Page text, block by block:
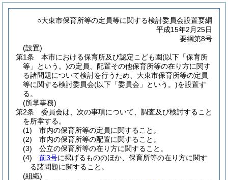
○大東市保育所等の定員等に関する検討委員会設置要綱
平成15年2月25日
要綱第8号
(設置)
第1条
本市における保育所及び認定こども園(以下「保育所
等」という。)の定員、配置その他保育所等の在り方に関す
る諸問題について検討を行うため、大東市保育所等の定員
等に関する検討委員会(以下「委員会」という。)を設置す
る。
(所掌事務)
第2条
委員会は、次の事項について、調査及び検討すること
を所掌する。
(1)
市内の保育所等の定員に関すること。
(2)
市内の保育所等の配置に関すること。
(3)
公立の保育所等の在り方に関すること。
(4)
前3号に掲げるもののほか、保育所等の在り方に関す
る諸問題に関すること。
(組織)